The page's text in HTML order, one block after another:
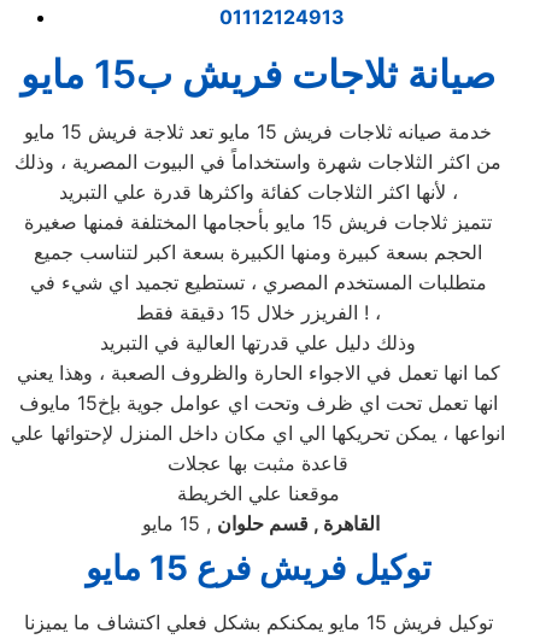
01112124913
صيانة ثلاجات فريش ب15 مايو
خدمة صيانه ثلاجات فريش 15 مايو تعد ثلاجة فريش 15 مايو
من اكثر الثلاجات شهرة واستخداماً في البيوت المصرية ، وذلك
لأنها اكثر الثلاجات كفائة واكثرها قدرة علي التبريد ،
تتميز ثلاجات فريش 15 مايو بأحجامها المختلفة فمنها صغيرة
الحجم بسعة كبيرة ومنها الكبيرة بسعة اكبر لتناسب جميع
متطلبات المستخدم المصري ، تستطيع تجميد اي شيء في
الفريزر خلال 15 دقيقة فقط ! ،
وذلك دليل علي قدرتها العالية في التبريد
كما انها تعمل في الاجواء الحارة والظروف الصعبة ، وهذا يعني
انها تعمل تحت اي ظرف وتحت اي عوامل جوية بإخ15 مايوف
انواعها ، يمكن تحريكها الي اي مكان داخل المنزل لإحتوائها علي
قاعدة مثبت بها عجلات
موقعنا علي الخريطة
القاهرة , قسم حلوان , 15 مايو
توكيلفريش فرع 15 مايو
توكيل فريش 15 مايو يمكنكم بشكل فعلي اكتشاف ما يميزنا